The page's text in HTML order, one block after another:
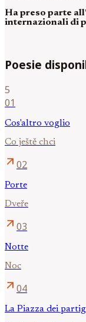
Ha preso parte
internazionali di
Poesie
5
01
Cos'altro voglio
Co ještě chci
arrow_outward 02
Porte
Dveře
arrow_outward 03
Notte
Noc
arrow_outward 04
La Piazza dei